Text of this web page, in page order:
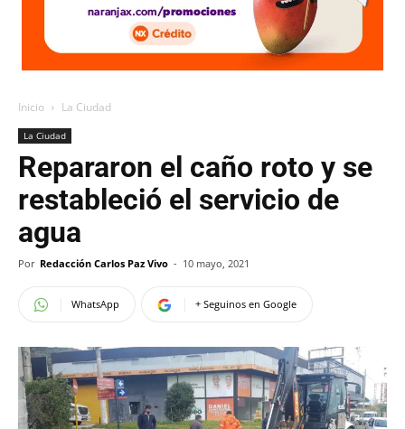
Inicio La Ciudad
La Ciudad
Repararon el caño roto y se
restableció el servicio de
agua
Por Redacción Carlos Paz Vivo - 10 mayo, 2021
WhatsApp + Seguinos en Google